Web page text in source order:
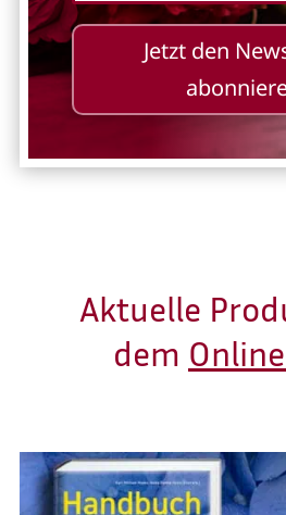
Jetzt den
Aktuelle
dem